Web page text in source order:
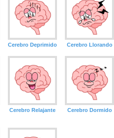
Cerebro Deprimido Cerebro Llorando
Cerebro Relajante Cerebro Dormido